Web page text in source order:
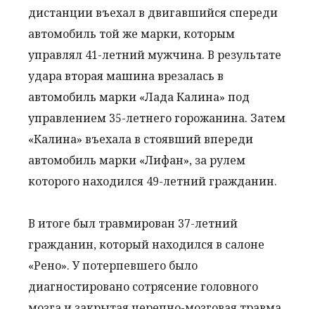
дистанции въехал в двигавшийся спереди
автомобиль той же марки, которым
управлял 41-летний мужчина. В результате
удара вторая машина врезалась в
автомобиль марки «Лада Калина» под
управлением 35-летнего горожанина. Затем
«Калина» въехала в стоявший впереди
автомобиль марки «Лифан», за рулем
которого находился 49-летний гражданин.
В итоге был травмирован 37-летний
гражданин, который находился в салоне
«Рено». У потерпевшего было
диагностировано сотрясение головного